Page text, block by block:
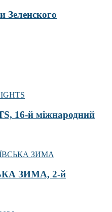
Зеленского
16-й міжнародний
ЗИМА, 2-й